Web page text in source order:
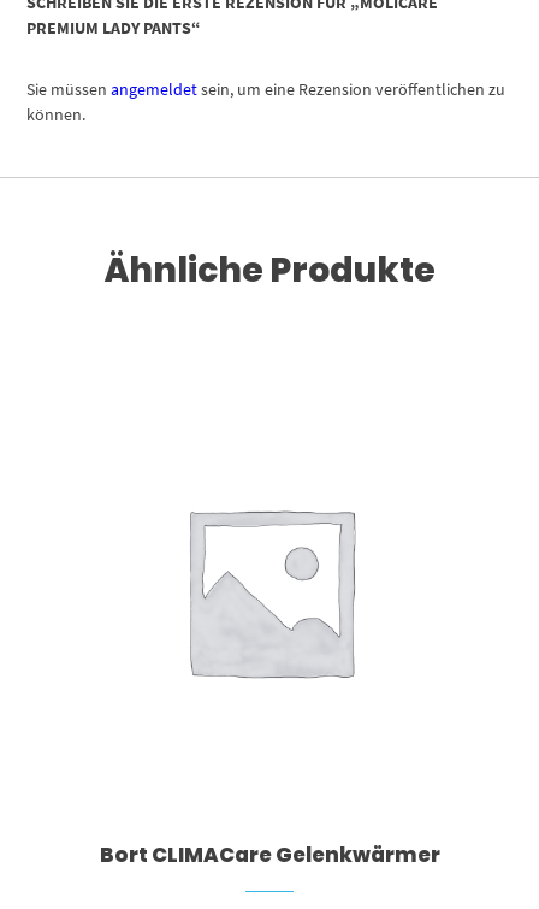
PREMIUM LADY PANTS“
Sie müssenangemeldetsein, um eine Rezension veröffentlichen zu
können.
Ähnliche Produkte
Bort CLIMACare Gelenkwärmer